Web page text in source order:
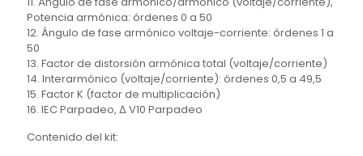
Potencia armónica: órdenes 0 a 50
12. Ángulo de fase armónico voltaje-corriente: órdenes 1 a
50
13. Factor de distorsión armónica total (voltaje/corriente)
14. Interarmónico (voltaje/corriente): órdenes 0,5 a 49,5
15. Factor K (factor de multiplicación)
16. IEC Parpadeo, Δ V10 Parpadeo
Contenido del kit: